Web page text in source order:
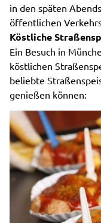
in den späten
öffentlichen
Köstliche
Ein Besuch in
köstlichen
beliebte
genießen können: